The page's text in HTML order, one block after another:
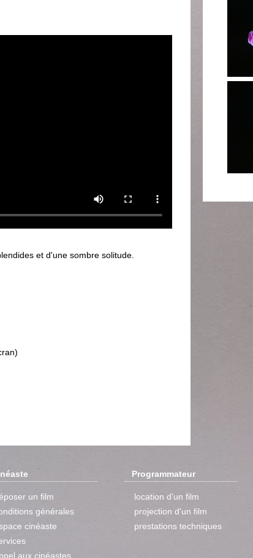
et d'une sombre solitude.
un film
générales
cinéaste
aux cinéastes
Programmateur
location d'un film
projection d'un film
prestations techniques